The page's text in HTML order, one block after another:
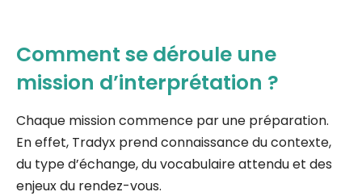
Comment se déroule une
mission d’interprétation ?
Chaque mission commence par une préparation.
En effet, Tradyx prend connaissance du contexte,
du type d’échange, du vocabulaire attendu et des
enjeux du rendez-vous.